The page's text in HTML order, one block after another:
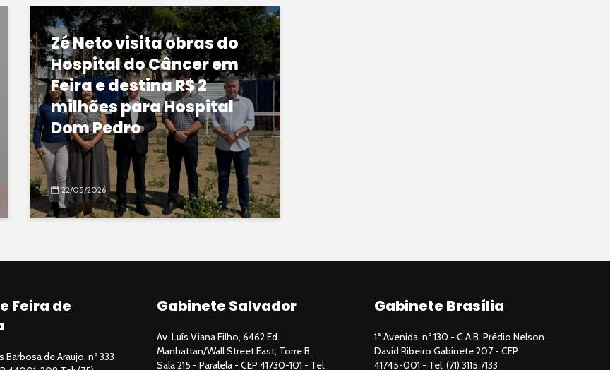
Zé Neto visita obras do
Hospital do Câncer em
Feira e destina R$ 2
milhões para Hospital
Dom Pedro
22/05/2026
Feira de
Barbosa de Araujo, nº 333
Gabinete Salvador
Av. Luís Viana Filho, 6462 Ed.
Manhattan/Wall Street East, Torre B,
Sala 215 - Paralela - CEP 41730-101 - Tel:
Gabinete Brasília
1ª Avenida, nº 130 - C.A.B. Prédio Nelson
David Ribeiro Gabinete 207 - CEP
41745-001 - Tel: (71) 3115.7133